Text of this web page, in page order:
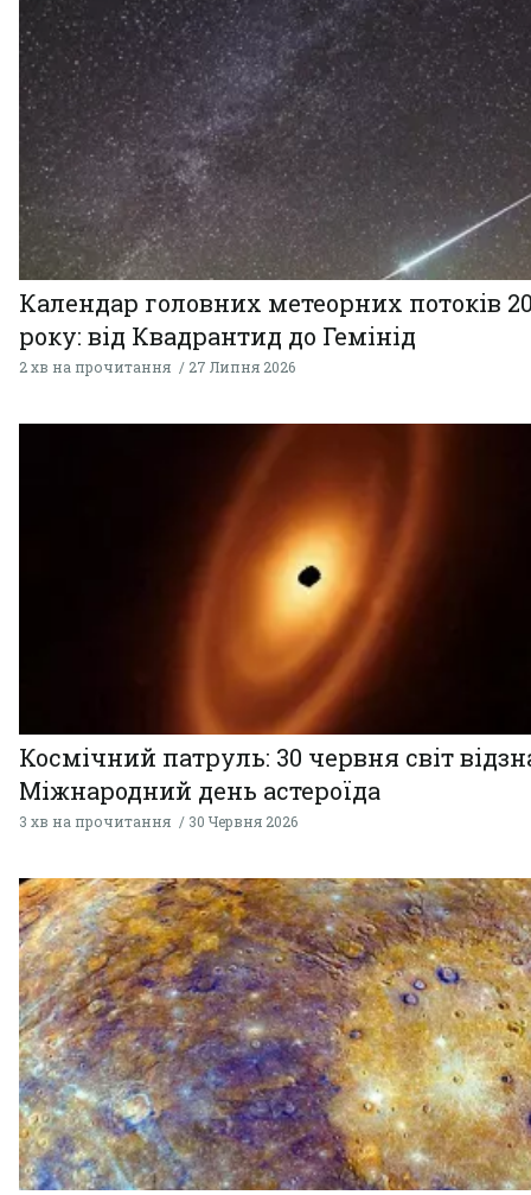
Календар головних метеорних потоків
року: від Квадрантид до Гемінід
2 хв на прочитання 27 Липня 2026
Космічний патруль: 30 червня світ
Міжнародний день астероїда
3 хв на прочитання 30 Червня 2026